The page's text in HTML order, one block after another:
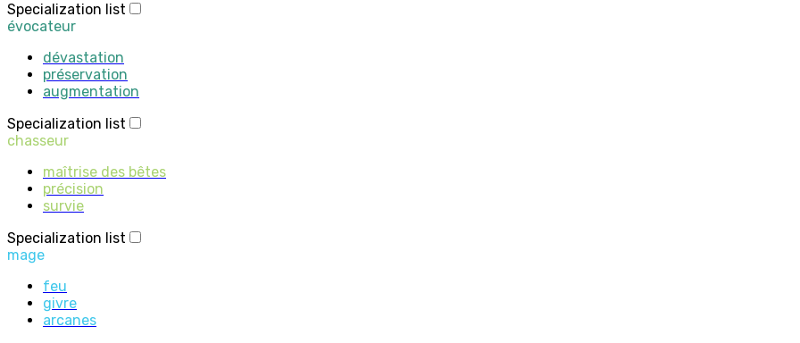
Specialization list
évocateur
dévastation
préservation
augmentation
Specialization list
chasseur
maîtrise des bêtes
précision
survie
Specialization list
mage
feu
givre
arcanes